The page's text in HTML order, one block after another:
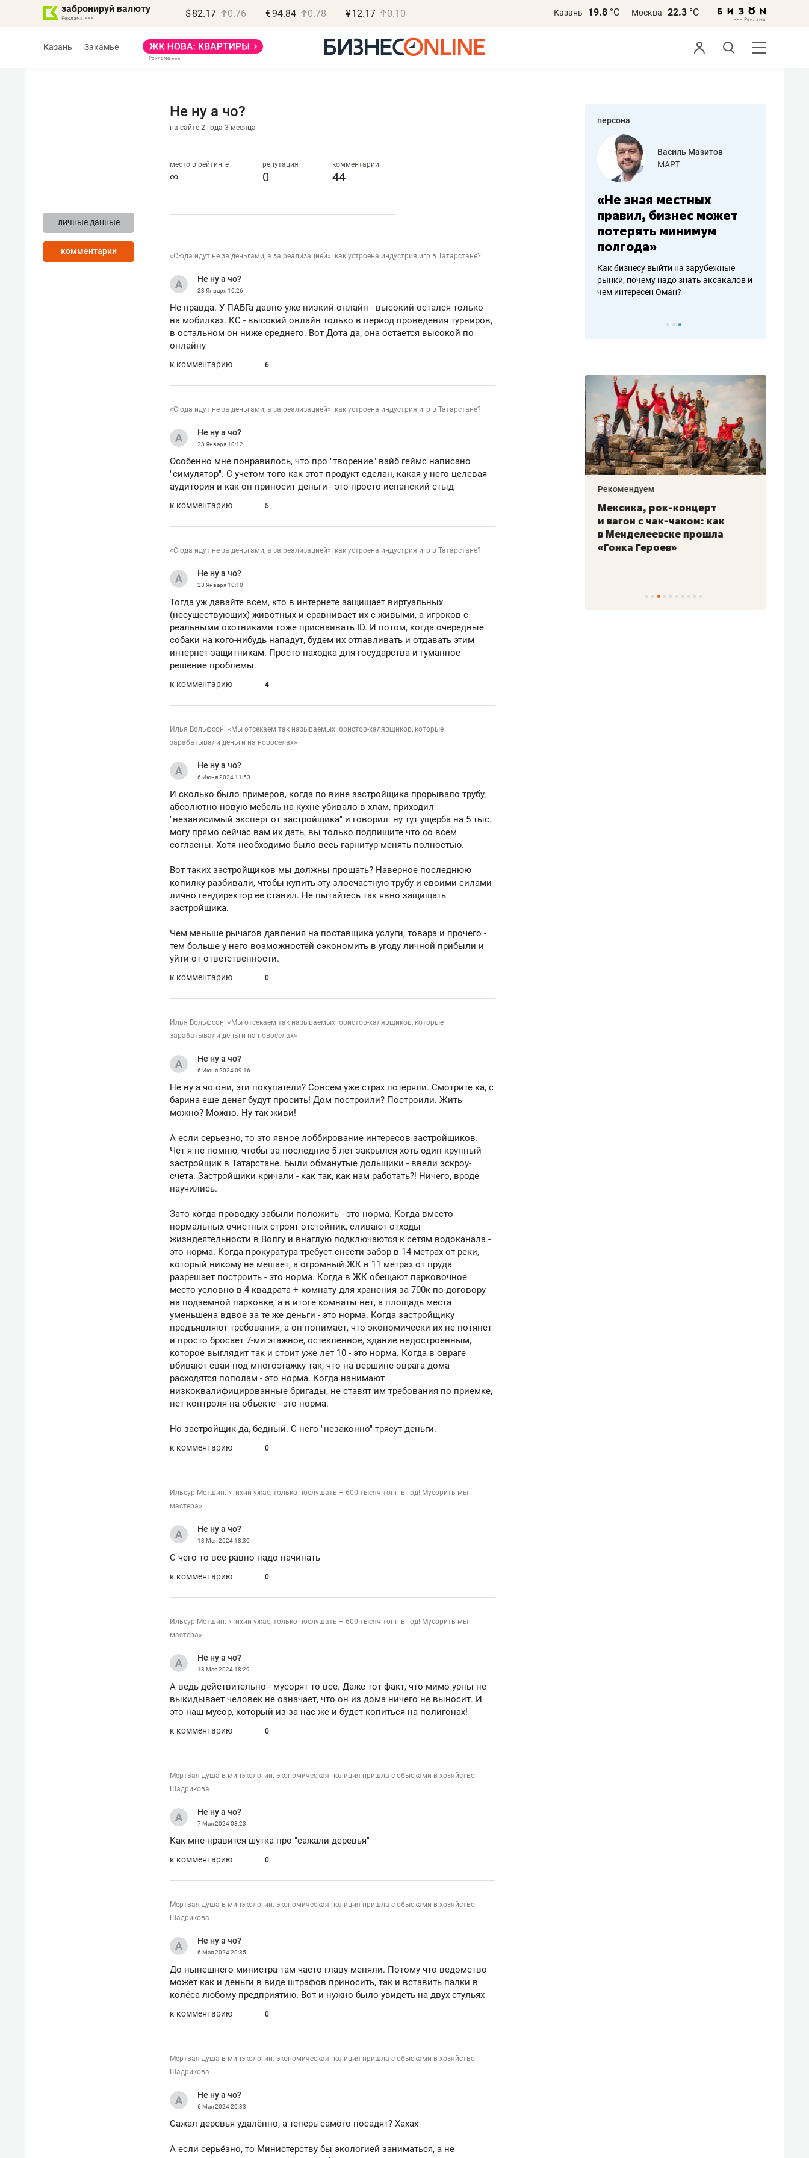
забронируй валюту $ 82.17 0.76 €94.84 0.78 ¥12.17 0.10 Казань 19.8 °С Москва 22.3 °С
Казань Закамье
личные данные
комментарии
Не ну а чо?
на сайте 2 года 3 месяца
место в рейтинге
∞
репутация
0
комментарии
44
«Сюда идут не за деньгами, а за реализацией»: как устроена индустрия игр в Татарстане?
Не ну а чо?
23 Января10:26
Не правда. У ПАБГа давно уже низкий онлайн - высокий остался только
на мобилках. КС - высокий онлайн только в период проведения турниров,
в остальном он ниже среднего. Вот Дота да, она остается высокой по
онлайну
к комментарию 6
«Сюда идут не за деньгами, а за реализацией»: как устроена индустрия игр в Татарстане?
Не ну а чо?
23 Января10:12
Особенно мне понравилось, что про "творение" вайб геймс написано
"симулятор". С учетом того как этот продукт сделан, какая у него целевая
аудитория и как он приносит деньги - это просто испанский стыд
к комментарию 5
«Сюда идут не за деньгами, а за реализацией»: как устроена индустрия игр в Татарстане?
Не ну а чо?
23 Января10:10
Тогда уж давайте всем, кто в интернете защищает виртуальных
(несуществующих) животных и сравнивает их с живыми, а игроков с
реальными охотниками тоже присваивать ID. И потом, когда очередные
собаки на кого-нибудь нападут, будем их отлавливать и отдавать этим
интернет-защитникам. Просто находка для государства и гуманное
решение проблемы.
к комментарию 4
Илья Вольфсон: «Мы отсекаем так называемых юристов-халявщиков, которые
зарабатывали деньги на новоселах»
Не ну а чо?
6 Июня 202411:53
И сколько было примеров, когда по вине застройщика прорывало трубу,
абсолютно новую мебель на кухне убивало в хлам, приходил
"независимый эксперт от застройщика" и говорил: ну тут ущерба на 5 тыс.
могу прямо сейчас вам их дать, вы только подпишите что со всем
согласны. Хотя необходимо было весь гарнитур менять полностью.
Вот таких застройщиков мы должны прощать? Наверное последнюю
копилку разбивали, чтобы купить эту злосчастную трубу и своими силами
лично гендиректор ее ставил. Не пытайтесь так явно защищать
застройщика.
Чем меньше рычагов давления на поставщика услуги, товара и прочего -
тем больше у него возможностей сэкономить в угоду личной прибыли и
уйти от ответственности.
к комментарию 0
Илья Вольфсон: «Мы отсекаем так называемых юристов-халявщиков, которые
зарабатывали деньги на новоселах»
Не ну а чо?
6 Июня 202409:16
Не ну а чо они, эти покупатели? Совсем уже страх потеряли. Смотрите ка, с
барина еще денег будут просить! Дом построили? Построили. Жить
можно? Можно. Ну так живи!
А если серьезно, то это явное лоббирование интересов застройщиков.
Чет я не помню, чтобы за последние 5 лет закрылся хоть один крупный
застройщик в Татарстане. Были обманутые дольщики - ввели эскроу-
счета. Застройщики кричали - как так, как нам работать?! Ничего, вроде
научились.
Зато когда проводку забыли положить - это норма. Когда вместо
нормальных очистных строят отстойник, сливают отходы
жизндеятельности в Волгу и внаглую подключаются к сетям водоканала -
это норма. Когда прокуратура требует снести забор в 14 метрах от реки,
который никому не мешает, а огромный ЖК в 11 метрах от пруда
разрешает построить - это норма. Когда в ЖК обещают парковочное
место условно в 4 квадрата + комнату для хранения за 700к по договору
на подземной парковке, а в итоге комнаты нет, а площадь места
уменьшена вдвое за те же деньги - это норма. Когда застройщику
предъявляют требования, а он понимает, что экономически их не потянет
и просто бросает 7-ми этажное, остекленное, здание недостроенным,
которое выглядит так и стоит уже лет 10 - это норма. Когда в овраге
вбивают сваи под многоэтажку так, что на вершине оврага дома
расходятся пополам - это норма. Когда нанимают
низкоквалифицированные бригады, не ставят им требования по приемке,
нет контроля на объекте - это норма.
Но застройщик да, бедный. С него "незаконно" трясут деньги.
к комментарию 0
Ильсур Метшин: «Тихий ужас, только послушать – 600 тысяч тонн в год! Мусорить мы
мастера»
Не ну а чо?
13 Мая 202418:30
С чего то все равно надо начинать
к комментарию 0
Ильсур Метшин: «Тихий ужас, только послушать – 600 тысяч тонн в год! Мусорить мы
мастера»
Не ну а чо?
13 Мая 202418:29
А ведь действительно - мусорят то все. Даже тот факт, что мимо урны не
выкидывает человек не означает, что он из дома ничего не выносит. И
это наш мусор, который из-за нас же и будет копиться на полигонах!
к комментарию 0
Мертвая душа в минэкологии: экономическая полиция пришла с обысками в хозяйство
Шадрикова
Не ну а чо?
7 Мая 202408:23
Как мне нравится шутка про "сажали деревья"
к комментарию 0
Мертвая душа в минэкологии: экономическая полиция пришла с обысками в хозяйство
Шадрикова
Не ну а чо?
6 Мая 202420:35
До нынешнего министра там часто главу меняли. Потому что ведомство
может как и деньги в виде штрафов приносить, так и вставить палки в
колёса любому предприятию. Вот и нужно было увидеть на двух стульях
к комментарию 0
Мертвая душа в минэкологии: экономическая полиция пришла с обысками в хозяйство
Шадрикова
Не ну а чо?
6 Мая 202420:33
Сажал деревья удалённо, а теперь самого посадят? Хахах
А если серьёзно, то Министерству бы экологией заниматься, а не
персона
МАРТ
правил, бизнес может
потерять минимум
полгода»
рынки, почему надо знать аксакалов и
чем интересен Оман?
«Готовые решения»
не заработать вообще,
Василь Мазитов
МАРТ
«Не зная местных
правил, бизнес может
потерять минимум
полгода»
Как бизнесу выйти на зарубежные
рынки, почему надо знать аксакалов и
чем интересен Оман?
Как ГК «МИР ГРУПП» и ВТБ
Рекомендуем
150 камер до квартиры и Face
Рекомендуем
состоянием как основа
Рекомендуем
Мексика, рок-концерт
и вагон с чак-чаком: как
в Менделеевске прошла
«Гонка Героев»